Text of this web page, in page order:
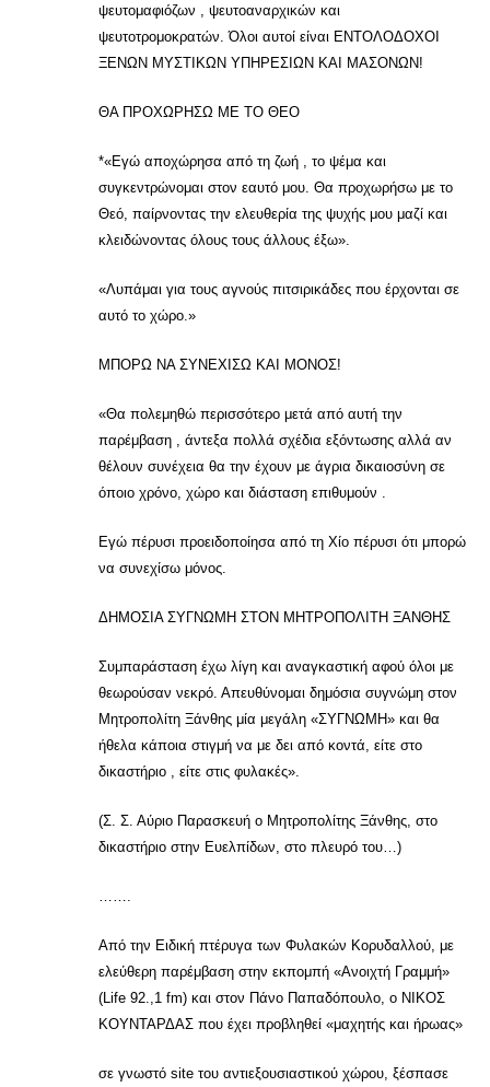
ψευτομαφιόζων , ψευτοαναρχικών και
ψευτοτρομοκρατών. Όλοι αυτοί είναι ΕΝΤΟΛΟΔΟΧΟΙ
ΞΕΝΩΝ ΜΥΣΤΙΚΩΝ ΥΠΗΡΕΣΙΩΝ ΚΑΙ ΜΑΣΟΝΩΝ!
ΘΑ ΠΡΟΧΩΡΗΣΩ ΜΕ ΤΟ ΘΕΟ
*«Εγώ αποχώρησα από τη ζωή , το ψέμα και
συγκεντρώνομαι στον εαυτό μου. Θα προχωρήσω με το
Θεό, παίρνοντας την ελευθερία της ψυχής μου μαζί και
κλειδώνοντας όλους τους άλλους έξω».
«Λυπάμαι για τους αγνούς πιτσιρικάδες που έρχονται σε
αυτό το χώρο.»
ΜΠΟΡΩ ΝΑ ΣΥΝΕΧΙΣΩ ΚΑΙ ΜΟΝΟΣ!
«Θα πολεμηθώ περισσότερο μετά από αυτή την
παρέμβαση , άντεξα πολλά σχέδια εξόντωσης αλλά αν
θέλουν συνέχεια θα την έχουν με άγρια δικαιοσύνη σε
όποιο χρόνο, χώρο και διάσταση επιθυμούν .
Εγώ πέρυσι προειδοποίησα από τη Χίο πέρυσι ότι μπορώ
να συνεχίσω μόνος.
ΔΗΜΟΣΙΑ ΣΥΓΝΩΜΗ ΣΤΟΝ ΜΗΤΡΟΠΟΛΙΤΗ ΞΑΝΘΗΣ
Συμπαράσταση έχω λίγη και αναγκαστική αφού όλοι με
θεωρούσαν νεκρό. Απευθύνομαι δημόσια συγνώμη στον
Μητροπολίτη Ξάνθης μία μεγάλη «ΣΥΓΝΩΜΗ» και θα
ήθελα κάποια στιγμή να με δει από κοντά, είτε στο
δικαστήριο , είτε στις φυλακές».
(Σ. Σ. Αύριο Παρασκευή ο Μητροπολίτης Ξάνθης, στο
δικαστήριο στην Ευελπίδων, στο πλευρό του…)
Από την Ειδική πτέρυγα των Φυλακών Κορυδαλλού, με
ελεύθερη παρέμβαση στην εκπομπή «Ανοιχτή Γραμμή»
(Life 92.,1 fm) και στον Πάνο Παπαδόπουλο, ο ΝΙΚΟΣ
ΚΟΥΝΤΑΡΔΑΣ που έχει προβληθεί «μαχητής και ήρωας»
σε γνωστό site του αντιεξουσιαστικού χώρου, ξέσπασε